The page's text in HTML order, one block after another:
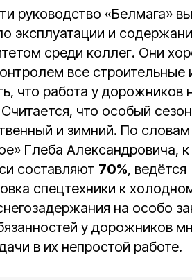
руководство «Белмага»
эксплуатации и
среди коллег. Они
все строительные
что работа у дорожников
Считается, что особый
и зимний. По
Глеба Александровича,
составляют 70%, ведётся
спецтехники к
на особо
у дорожников
в их непростой работе.